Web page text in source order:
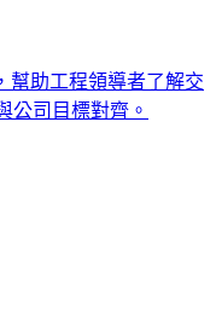
幫助工程領導者了解交
公司目標對齊。